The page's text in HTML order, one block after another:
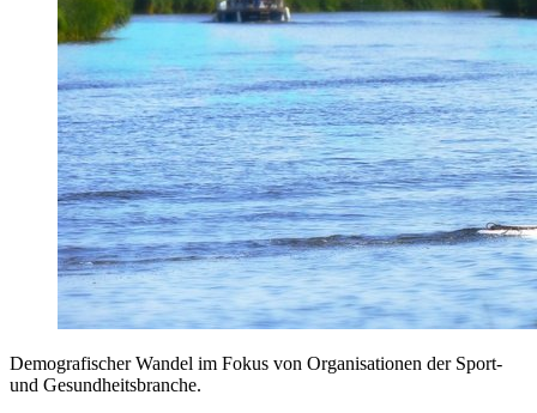
Demografischer Wandel im Fokus von Organisationen der Sport-
und Gesundheitsbranche.